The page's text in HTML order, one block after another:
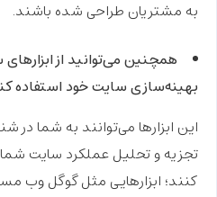
به مشتریان طراحی شده باشند.
همچنین می‌توانید از
بهینه‌سازی سایت خود استفاده
این ابزارها می‌توانند به شما
تجزیه و تحلیل عملکرد سایت
کنند؛ ابزارهایی مثل گوگل وب